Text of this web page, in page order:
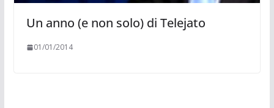
Un anno (e non solo) di Telejato
01/01/2014